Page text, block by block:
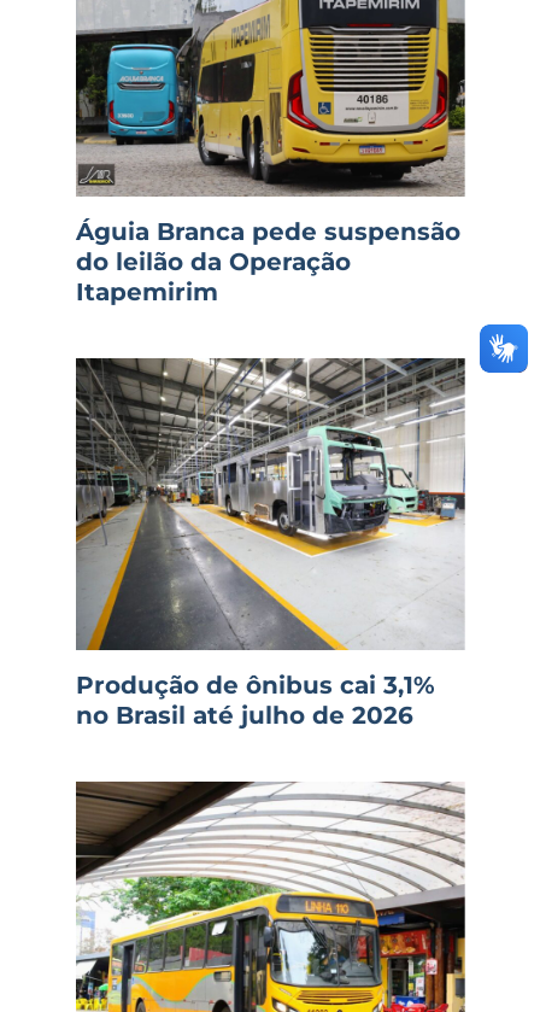
Águia Branca pede suspensão
do leilão da Operação
Itapemirim
Produção de ônibus cai 3,1%
no Brasil até julho de 2026